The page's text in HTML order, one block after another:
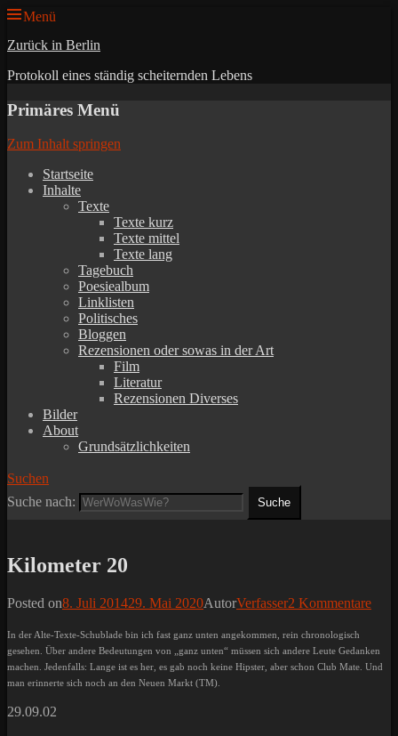
Menü
Zurück in Berlin
Protokoll eines ständig scheiternden Lebens
Primäres Menü
Zum Inhalt springen
Startseite
Inhalte
Texte
Texte kurz
Texte mittel
Texte lang
Tagebuch
Poesiealbum
Linklisten
Politisches
Bloggen
Rezensionen oder sowas in der Art
Film
Literatur
Rezensionen Diverses
Bilder
About
Grundsätzlichkeiten
Suchen
Suche nach:
Kilometer 20
Posted on8. Juli 201429. Mai 2020AutorVerfasser2 Kommentare
In der Alte-Texte-Schublade bin ich fast ganz unten angekommen, rein chronologisch
gesehen. Über andere Bedeutungen von „ganz unten“ müssen sich andere Leute Gedanken
machen. Jedenfalls: Lange ist es her, es gab noch keine Hipster, aber schon Club Mate. Und
man erinnerte sich noch an den Neuen Markt (TM).
29.09.02